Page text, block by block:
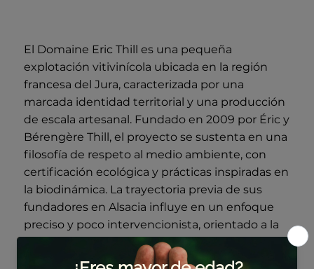
El Domaine Eric Thill es una pequeña
explotación vitivinícola ubicada en la región
francesa del Jura, caracterizada por una
marcada identidad territorial y una producción
de escala artesanal. Fundado en 2009 por Éric y
Bérengère Thill, el proyecto se sustenta en una
filosofía de respeto al medio ambiente, con
certificación ecológica y prácticas inspiradas en
la biodinámica. La trayectoria previa de sus
fundadores en Alsacia influye en un enfoque
preciso y poco intervencionista, orientado a la
expresión auténtica del viñedo.